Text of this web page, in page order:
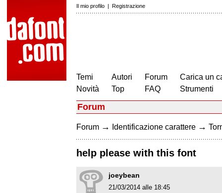
Il mio profilo | Registrazione
Temi
Novità
Autori
Top
Forum
FAQ
Carica un
Strumenti
Forum
Forum → Identificazione carattere →
help please with this font
joeybean
21/03/2014 alle 18:45